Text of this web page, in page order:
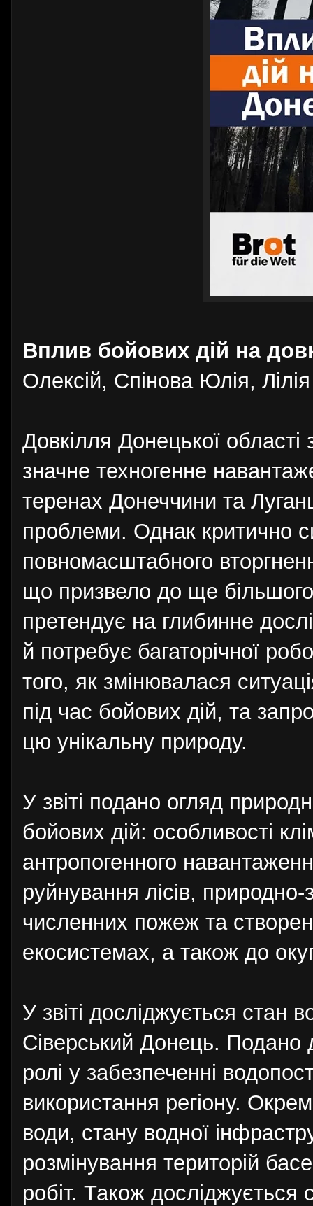
Вплив бойових дій на
Олексій, Спінова Юлія,
Довкілля Донецької
значне техногенне
теренах Донеччини та
проблеми. Однак критично
повномасштабного
що призвело до ще більшого
претендує на глибинне
й потребує багаторічної
того, як змінювалася
під час бойових дій, та
цю унікальну природу.
У звіті подано огляд
бойових дій: особливості
антропогенного
руйнування лісів, природно-
численних пожеж та
екосистемах, а також до
У звіті досліджується стан
Сіверський Донець. Подано
ролі у забезпеченні
використання регіону.
води, стану водної
розмінування територій
робіт. Також